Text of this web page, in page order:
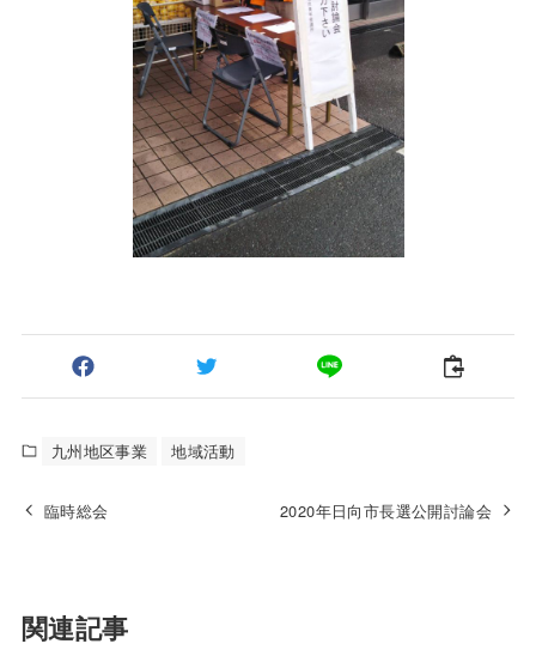
九州地区事業 地域活動
臨時総会 2020年日向市長選公開討論会
関連記事